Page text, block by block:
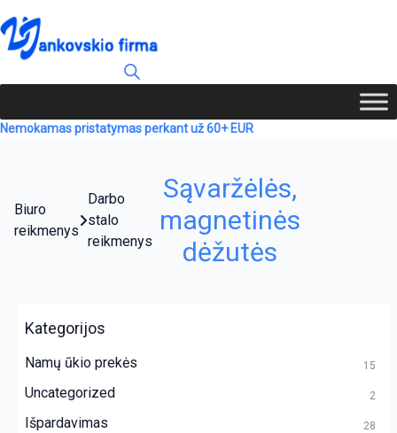
Nemokamas pristatymas perkant už 60+ EUR
Biuro
reikmenys
Darbo
stalo
reikmenys
Sąvaržėlės,
magnetinės
dėžutės
Kategorijos
Namų ūkio prekės 15
Uncategorized 2
Išpardavimas 28